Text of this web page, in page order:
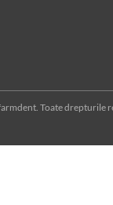
Toate drepturile